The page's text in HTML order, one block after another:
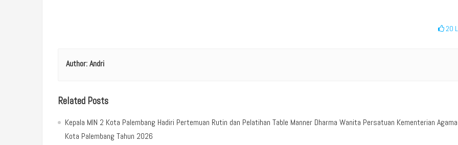
20
Author:Andri
Related Posts
Kepala MIN 2 Kota Palembang Hadiri Pertemuan Rutin dan Pelatihan Table Manner Dharma Wanita Persatuan Kementerian Agama
Kota Palembang Tahun 2026